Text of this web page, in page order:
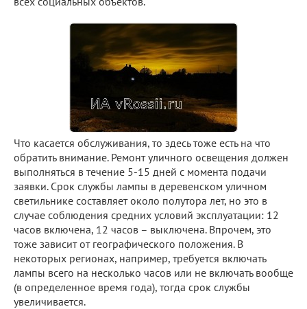
Что касается обслуживания, то здесь тоже есть на что
обратить внимание. Ремонт уличного освещения должен
выполняться в течение 5-15 дней с момента подачи
заявки. Срок службы лампы в деревенском уличном
светильнике составляет около полутора лет, но это в
случае соблюдения средних условий эксплуатации: 12
часов включена, 12 часов – выключена. Впрочем, это
тоже зависит от географического положения. В
некоторых регионах, например, требуется включать
лампы всего на несколько часов или не включать вообще
(в определенное время года), тогда срок службы
увеличивается.